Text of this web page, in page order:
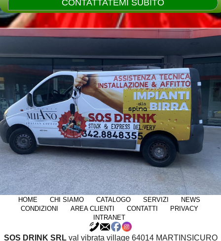
HOME CHI SIAMO CATALOGO SERVIZI
NEWS
CONDIZIONI
AREA CLIENTI CONTATTI
PRIVACY
INTRANET
SOS DRINK SRLval vibrata village 64014 MARTINSICURO